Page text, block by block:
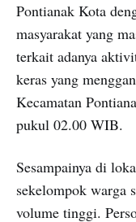
Pontianak Kota
masyarakat yang
terkait adanya
keras yang
Kecamatan
pukul 02.00 WIB.
Sesampainya di
sekelompok warga
volume tinggi.